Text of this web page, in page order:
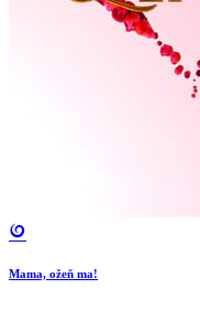
Mama, ožeň ma!